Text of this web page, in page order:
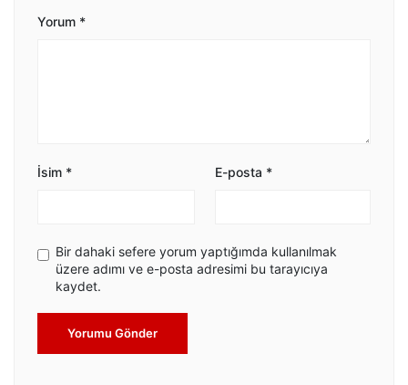
Yorum *
İsim * E-posta *
Bir dahaki sefere yorum yaptığımda kullanılmak
üzere adımı ve e-posta adresimi bu tarayıcıya
kaydet.
Yorumu Gönder